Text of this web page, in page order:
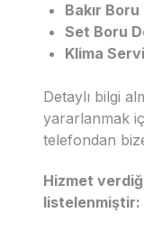
Bakır
Set Boru
Klima
Detaylı bilgi
yararlanmak
telefondan
Hizmet
listelenmiştir: